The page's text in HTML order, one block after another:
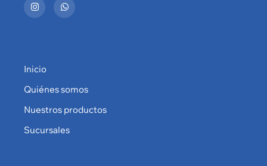
Inicio
Quiénes somos
Nuestros productos
Sucursales